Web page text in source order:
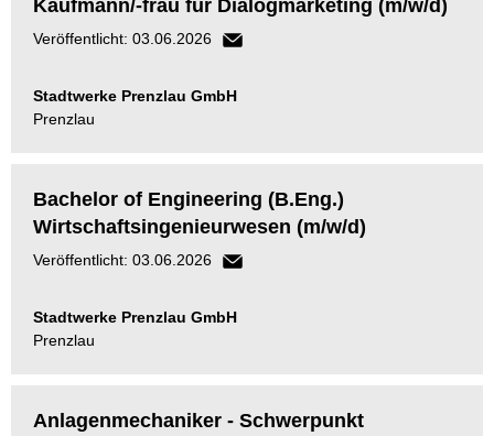
Kaufmann/-frau für Dialogmarketing (m/w/d)
Veröffentlicht: 03.06.2026
Stadtwerke Prenzlau GmbH
Prenzlau
Bachelor of Engineering (B.Eng.)
Wirtschaftsingenieurwesen (m/w/d)
Veröffentlicht: 03.06.2026
Stadtwerke Prenzlau GmbH
Prenzlau
Anlagenmechaniker - Schwerpunkt